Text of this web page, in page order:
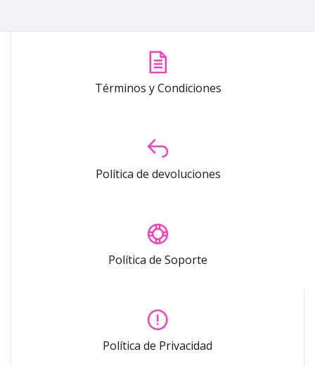
Términos y Condiciones
Política de devoluciones
Política de Soporte
Política de Privacidad